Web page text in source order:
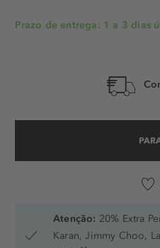
Prazo de entrega: 1 a 3 dias
Atenção: 20% Extra
Karan, Jimmy Choo,